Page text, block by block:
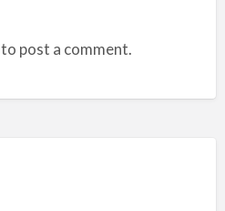
to post a comment.